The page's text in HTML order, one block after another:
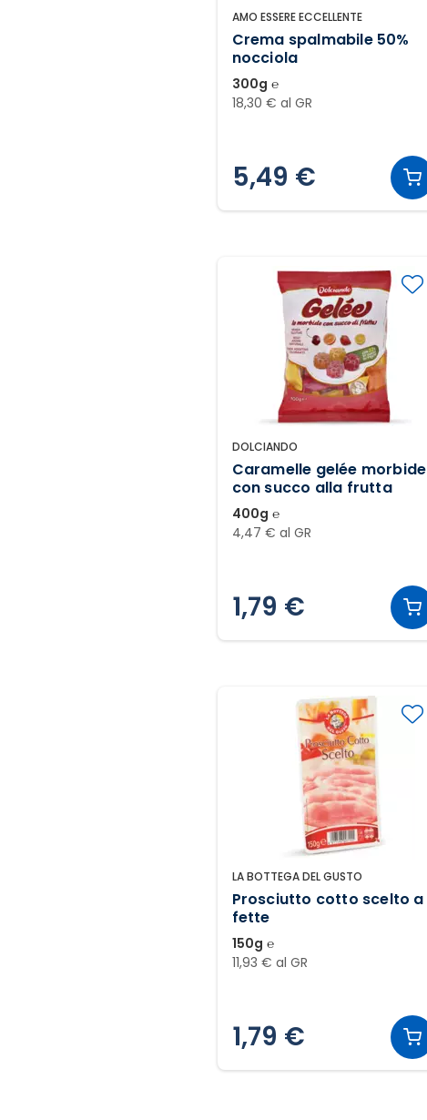
AMO ESSERE ECCELLENTE
Crema spalmabile 50%
nocciola
300g ℮
18,30 € al GR
5,49 €
DOLCIANDO
Caramelle gelée morbide
con succo alla frutta
400g ℮
4,47 € al GR
1,79 €
LA BOTTEGA DEL GUSTO
Prosciutto cotto scelto a
fette
150g ℮
11,93 € al GR
1,79 €